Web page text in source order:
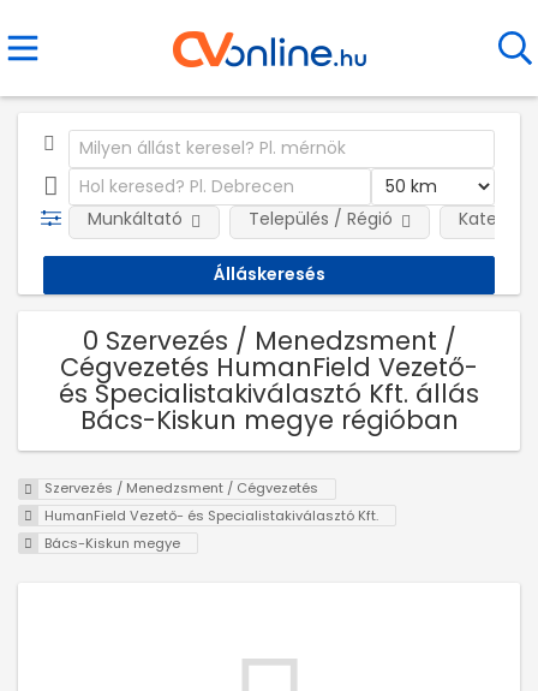
Munkáltató Település / Régió
0 Szervezés / Menedzsment /
Cégvezetés HumanField Vezető-
és Specialistakiválasztó Kft. állás
Bács-Kiskun megye régióban
Szervezés / Menedzsment / Cégvezetés
HumanField Vezető- és Specialistakiválasztó Kft.
Bács-Kiskun megye